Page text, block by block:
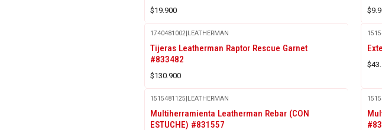
$19.900
1740481002 LEATHERMAN
Tijeras Leatherman Raptor Rescue Garnet
#833482
$130.900
1515481125 LEATHERMAN
Multiherramienta Leatherman Rebar (CON
ESTUCHE) #831557